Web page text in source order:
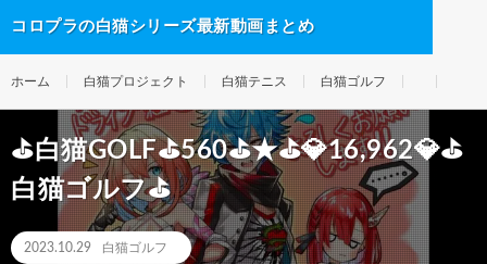
コロプラの白猫シリーズ最新動画まとめ
ホーム 白猫プロジェクト 白猫テニス 白猫ゴルフ
⛳白猫GOLF⛳560⛳★⛳💎16,962💎⛳
白猫ゴルフ⛳
2023.10.29 白猫ゴルフ